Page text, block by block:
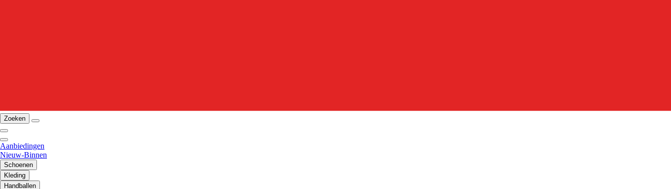
Zoeken
Aanbiedingen
Nieuw-Binnen
Schoenen
Kleding
Handballen